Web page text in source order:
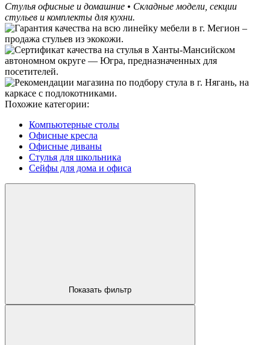
ОФИСНЫЕ ДИВАНЫ
ОФИСНЫЕ СТУЛЬЯ
Стулья офисные и домашние • Складные модели, секции
стульев и комплекты для кухни.
Похожие категории:
Компьютерные столы
Офисные кресла
Офисные диваны
Стулья для школьника
Сейфы для дома и офиса
Показать фильтр